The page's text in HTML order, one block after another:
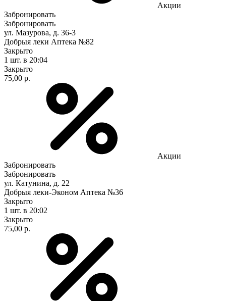
Акции
Забронировать
Забронировать
ул. Мазурова, д. 36-3
Добрыя леки Аптека №82
Закрыто
1 шт. в 20:04
Закрыто
75,00 р.
Акции
Забронировать
Забронировать
ул. Катунина, д. 22
Добрыя леки-Эконом Аптека №36
Закрыто
1 шт. в 20:02
Закрыто
75,00 р.